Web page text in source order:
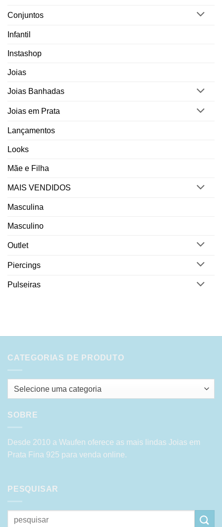
Conjuntos
Infantil
Instashop
Joias
Joias Banhadas
Joias em Prata
Lançamentos
Looks
Mãe e Filha
MAIS VENDIDOS
Masculina
Masculino
Outlet
Piercings
Pulseiras
CATEGORIAS DE PRODUTO
Selecione uma categoria
SOBRE
Desde 2010 a Waufen oferece as mais lindas Joias em
Prata Fina 925 para venda online.
PESQUISAR
Pesquisar